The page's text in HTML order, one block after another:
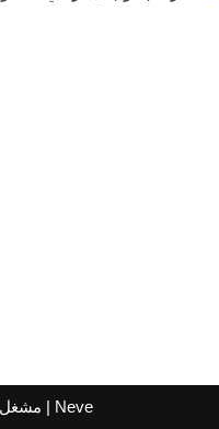
Neve
|
اشترك لتصلك عروض